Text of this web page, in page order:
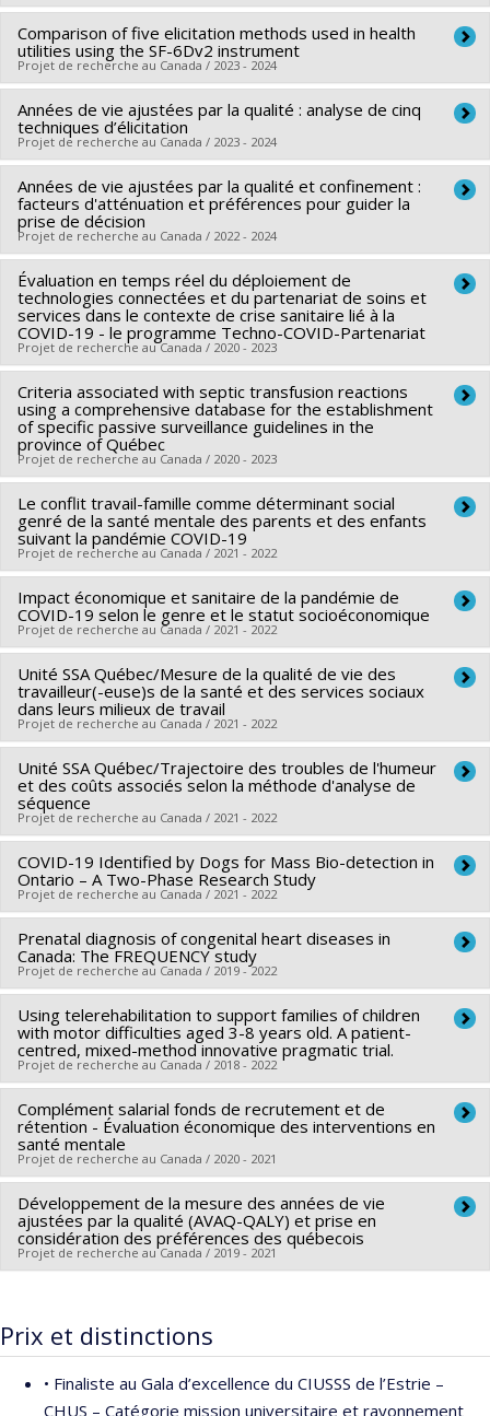
Sources de financement :MSSS/Ministère de la Santé et des
Services sociaux
Programmes de subvention :
Sources de financement :IRSC/Instituts de recherche en
santé du Canada
Programmes de subvention :PVXXXXXX-Stratégie de
recherche axée sur le patient (SRAP)
Comparison of five elicitation methods used in health
utilities using the SF-6Dv2 instrument
Projet de recherche au Canada / 2023 - 2024
Chercheur principal : Thomas G. Poder
Sources de financement : Fondation de l’IUSMM
Programmes de subvention :
Années de vie ajustées par la qualité : analyse de cinq
techniques d’élicitation
Projet de recherche au Canada / 2023 - 2024
Chercheur principal : Thomas G. Poder
Sources de financement : MITACS Inc.
Programmes de subvention :PVXXXXXX-Stage Accélération
Québec - MITACS
Années de vie ajustées par la qualité et confinement :
facteurs d'atténuation et préférences pour guider la
prise de décision
Projet de recherche au Canada / 2022 - 2024
Chercheur principal : Thomas G. Poder
Co-chercheurs : Jean-Christophe Bélisle Pipon
Sources de financement :MITACS Inc.
Programmes de subvention :PVXXXXXX-Stage Accélération
Québec - MITACS
Évaluation en temps réel du déploiement de
technologies connectées et du partenariat de soins et
services dans le contexte de crise sanitaire lié à la
COVID-19 - le programme Techno-COVID-Partenariat
Projet de recherche au Canada / 2020 - 2023
Chercheur principal : Marie-Pascale Pomey
Co-chercheurs : Didier Jutras-Aswad,Benoît Deligne,Annie
Talbot,Amal Abdel-Baki
Poder,Simon Dubreucq,Mélanie Lavoie-Tremblay,Ines
Colmegna,Bertrand Lebouche ,Philip (Sacha) Ghadiri
Djahanchah ,Franco Carli,Susan Bartlett, Jamil Asselah
Tarek Hijal,John Kildea
santé du Canada
Programmes de subvention :PVXX5647-(MOP) Subvention
de fonctionnement incluant les subventions de
fonctionnement programmatiques (général)
Criteria associated with septic transfusion reactions
using a comprehensive database for the establishment
of specific passive surveillance guidelines in the
province of Québec
Projet de recherche au Canada / 2020 - 2023
Chercheur principal : Thomas G. Poder
Sources de financement :MITACS Inc.
Programmes de subvention :PVXXXXXX-Stage Accélération
Québec - MITACS
Le conflit travail-famille comme déterminant social
genré de la santé mentale des parents et des enfants
suivant la pandémie COVID-19
Projet de recherche au Canada / 2021 - 2022
Chercheur principal : Amélie Quesnel Vallée
Co-chercheurs : Jaunathan Bilodeau,Thomas G. Poder
Sources de financement :IRSC/Instituts de recherche en
santé du Canada
Programmes de subvention :
de fonctionnement incluant les subventions de
fonctionnement programmatiques (général)
Impact économique et sanitaire de la pandémie de
COVID-19 selon le genre et le statut socioéconomique
Projet de recherche au Canada / 2021 - 2022
Chercheur principal : Thomas G. Poder
Sources de financement :CIRANO/Ctre rech. analyse
organisations
Programmes de subvention :
Unité SSA Québec/Mesure de la qualité de vie des
travailleur(-euse)s de la santé et des services sociaux
dans leurs milieux de travail
Projet de recherche au Canada / 2021 - 2022
Chercheur principal : Thomas G. Poder
Sources de financement :IRSC/Instituts de recherche en
santé du Canada
Programmes de subvention :
PVXXXXXX-Stratégie de
recherche axée sur le patient (SRAP)
Unité SSA Québec/Trajectoire des troubles de l'humeur
et des coûts associés selon la méthode d'analyse de
séquence
Projet de recherche au Canada / 2021 - 2022
Sources de financement :IRSC/Instituts de recherche en
santé du Canada
Programmes de subvention :PVXXXXXX-Stratégie de
recherche axée sur le patient (SRAP)
COVID-19 Identified by Dogs for Mass Bio-detection in
Ontario – A Two-Phase Research Study
Projet de recherche au Canada / 2021 - 2022
Chercheur principal : Éric Troncy
Co-chercheurs : Lucie Richard,Hélène Carabin
Poder,Nandini Dendukuri,Hala Tamim,Aisha Khatib,
Ramzi Fattouh
Sources de financement :Ministry of Colleges and
Universities, Ontario
Programmes de subvention :
Prenatal diagnosis of congenital heart diseases in
Canada: The FREQUENCY study
Projet de recherche au Canada / 2019 - 2022
Chercheur principal : Thomas G. Poder
Co-chercheurs : Jean-Luc Bigras,Frédéric Dallaire
Sources de financement :IRSC/Instituts de recherche en
santé du Canada
Programmes de subvention :PVXXXXXX-(PJT) Subvention
Projet
Using telerehabilitation to support families of children
with motor difficulties aged 3-8 years old. A patient-
centred, mixed-method innovative pragmatic trial.
Projet de recherche au Canada / 2018 - 2022
Chercheur principal : Chantal Camden
Co-chercheurs : Thomas G. Poder
Sources de financement :IRSC/Instituts de recherche en
santé du Canada
Programmes de subvention :PVXX5647-(MOP) Subvention
de fonctionnement incluant les subventions de
fonctionnement programmatiques (général)
Complément salarial fonds de recrutement et de
rétention - Évaluation économique des interventions en
santé mentale
Projet de recherche au Canada / 2020 - 2021
Sources de financement :Fondation de l’IUSMM
Programmes de subvention :
Développement de la mesure des années de vie
ajustées par la qualité (AVAQ-QALY) et prise en
considération des préférences des québecois
Projet de recherche au Canada / 2019 - 2021
Sources de financement :
Québec - Santé (FRSQ)
Programmes de subvention :PVXXXXXX-Bourse de
chercheur-boursier : Junior 2
Prix et distinctions
• Finaliste au Gala d’excellence du CIUSSS de l’Estrie –
CHUS – Catégorie mission universitaire et rayonnement